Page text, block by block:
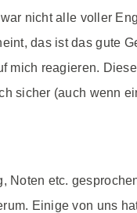
nicht alle voller
das ist das gute
mich reagieren.
sicher (auch wenn
Noten etc.
Einige von uns